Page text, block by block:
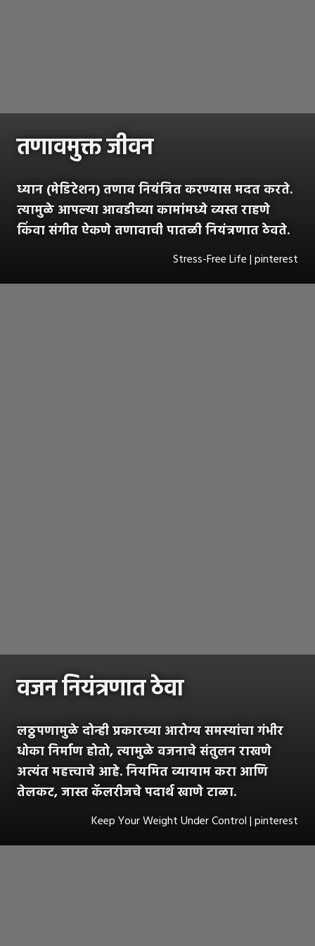
तणावमुक्त जीवन
ध्यान (मेडिटेशन) तणाव नियंत्रित करण्यास मदत करते.
त्यामुळे आपल्या आवडीच्या कामांमध्ये व्यस्त राहणे
किंवा संगीत ऐकणे तणावाची पातळी नियंत्रणात ठेवते.
Stress-Free Life | pinterest
वजन नियंत्रणात ठेवा
लठ्ठपणामुळे दोन्ही प्रकारच्या आरोग्य समस्यांचा गंभीर
धोका निर्माण होतो, त्यामुळे वजनाचे संतुलन राखणे
अत्यंत महत्त्वाचे आहे. नियमित व्यायाम करा आणि
तेलकट, जास्त कॅलरीजचे पदार्थ खाणे टाळा.
Keep Your Weight Under Control | pinterest